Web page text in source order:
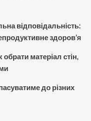
відповідальність:
здоров’я
матеріал стін,
до різних